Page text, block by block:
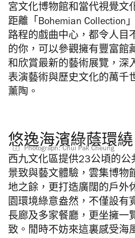
宮文化博物館和當代視覺文
距離「Bohemian Collection
路程的戲曲中心，都令人目
的你，可以參觀擁有豐富館
和欣賞最新的藝術展覽，深
表演藝術與歷史文化的萬千
薰陶。
悠逸海濱綠蔭環繞
Photograph: Chui Pak Cheung
西九文化區提供23公頃的公
景致與藝文體驗，雲集博物
地之餘，更打造廣闊的戶外
園環境綠意盎然，不僅設有
長廊及多家餐廳，更坐擁一
致。閒時不妨來這裏感受海